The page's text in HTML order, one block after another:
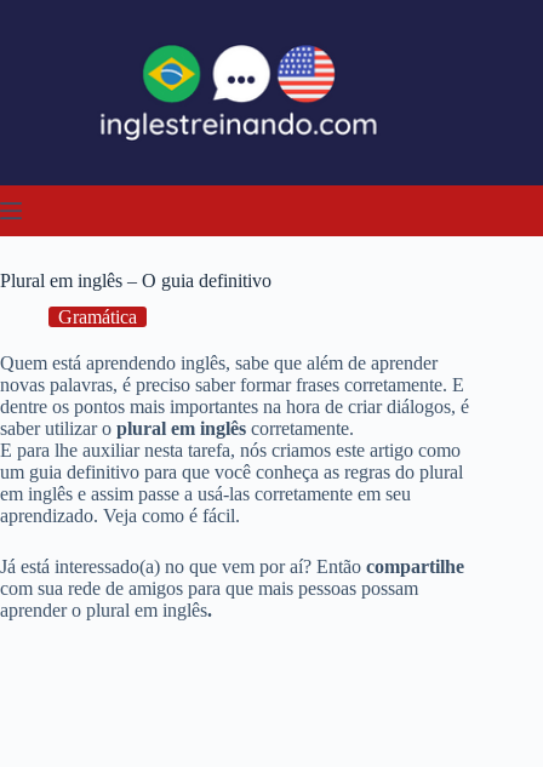
Plural em inglês – O guia definitivo
Gramática
Quem está aprendendo inglês, sabe que além de aprender
novas palavras, é preciso saber formar frases corretamente. E
dentre os pontos mais importantes na hora de criar diálogos, é
saber utilizar o plural em inglês corretamente.
E para lhe auxiliar nesta tarefa, nós criamos este artigo como
um guia definitivo para que você conheça as regras do plural
em inglês e assim passe a usá-las corretamente em seu
aprendizado. Veja como é fácil.
Já está interessado(a) no que vem por aí? Então compartilhe
com sua rede de amigos para que mais pessoas possam
aprender o plural em inglês.